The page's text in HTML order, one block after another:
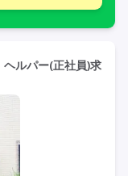
ルパー(正社員)求